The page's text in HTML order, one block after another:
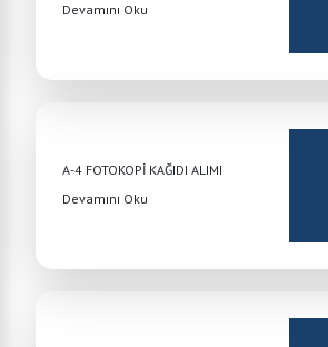
Devamını Oku
A-4 FOTOKOPİ KAĞIDI ALIMI
Devamını Oku